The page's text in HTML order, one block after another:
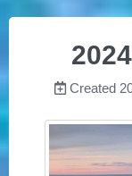
Created